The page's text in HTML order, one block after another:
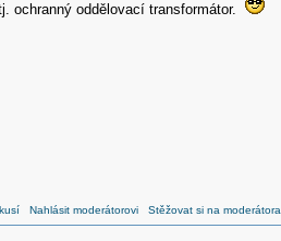
ochranný oddělovací transformátor.
Nahlásit moderátorovi Stěžovat si na moderátora